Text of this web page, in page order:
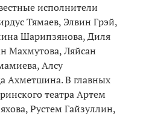
исполнители
Тямаев, Элвин Грэй,
Шарипзянова, Диля
Махмутова, Ляйсан
Алсу
Ахметшина. В главных
театра Артем
Рустем Гайзуллин,